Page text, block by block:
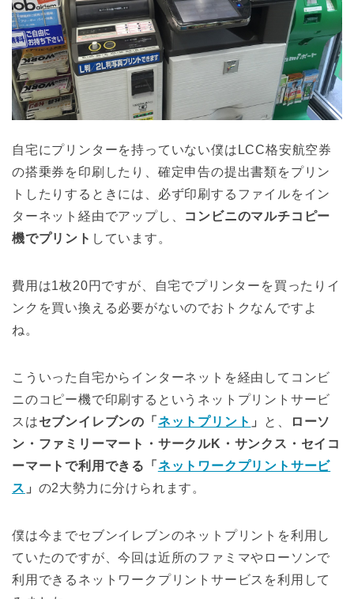
自宅にプリンターを持っていない僕はLCC格安航空券
の搭乗券を印刷したり、確定申告の提出書類をプリン
トしたりするときには、必ず印刷するファイルをイン
ターネット経由でアップし、 コンビニのマルチコピー
機でプリント しています。
費用は1枚20円ですが、自宅でプリンターを買ったりイ
ンクを買い換える必要がないのでおトクなんですよ
ね。
こういった自宅からインターネットを経由してコンビ
ニのコピー機で印刷するというネットプリントサービ
スはセブンイレブンの「 ネットプリント 」 と、
ローソ
ン・ファミリーマート・サークルK・サンクス・セイコ
ーマートで利用できる「 ネットワークプリントサービ
ス 」 の2大勢力に分けられます。
僕は今までセブンイレブンのネットプリントを利用し
ていたのですが、今回は近所のファミマやローソンで
利用できるネットワークプリントサービスを利用して